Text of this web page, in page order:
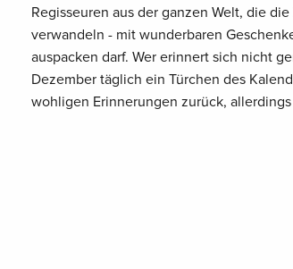
Regisseuren aus der ganzen Welt, die
verwandeln - mit wunderbaren
auspacken darf. Wer erinnert sich nicht
Dezember täglich ein Türchen des
wohligen Erinnerungen zurück,